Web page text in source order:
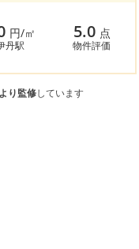
円/㎡
丹駅
5.0 点
物件評価
り監修しています